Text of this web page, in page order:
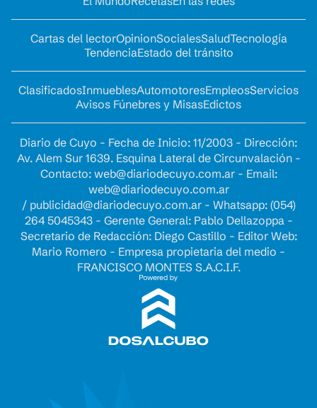
Cartas del lectorOpinionSocialesSaludTecnología
TendenciaEstado del tránsito
ClasificadosInmueblesAutomotoresEmpleosServicios
Avisos Fúnebres y MisasEdictos
Diario de Cuyo - Fecha de Inicio: 11/2003 - Dirección:
Av. Alem Sur 1639. Esquina Lateral de Circunvalación -
Contacto: web@diariodecuyo.com.ar- Email:
web@diariodecuyo.com.ar
/ publicidad@diariodecuyo.com.ar- Whatsapp: (054)
264 5045343 - Gerente General: Pablo Dellazoppa -
Secretario de Redacción: Diego Castillo - Editor Web:
Mario Romero - Empresa propietaria del medio -
FRANCISCO MONTES S.A.C.I.F.